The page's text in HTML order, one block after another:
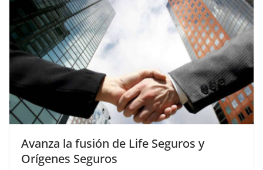
Avanza la fusión de Life Seguros y
Orígenes Seguros